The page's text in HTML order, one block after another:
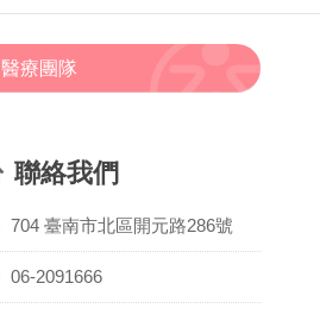
醫療團隊
聯絡我們
704 臺南市北區開元路286號
06-2091666